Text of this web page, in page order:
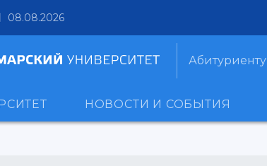
08.08.2026
Абитуриенту
НОВОСТИ И СОБЫТИЯ